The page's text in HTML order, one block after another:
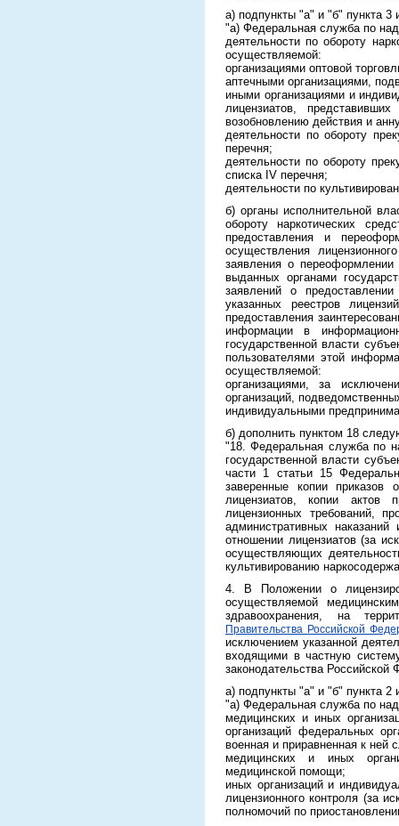
а) подпункты "а" и "б" пункта
"а) Федеральная служба по
деятельности по обороту
осуществляемой:
организациями оптовой
аптечными организациями,
иными организациями и
лицензиатов,
возобновлению действия и
деятельности по обороту
перечня;
деятельности по обороту
списка IV перечня;
деятельности по
б) органы исполнительной
обороту наркотических
предоставления и
осуществления
заявления о
выданных органами
заявлений о
указанных реестров
предоставления
информации в
государственной власти
пользователями этой
осуществляемой:
организациями, за
организаций,
индивидуальными
б) дополнить пунктом 18
"18. Федеральная служба по
государственной власти
части 1 статьи 15
заверенные копии приказов
лицензиатов, копии актов
лицензионных требований,
административных
отношении лицензиатов (за
осуществляющих
культивированию
4. В Положении о
осуществляемой
здравоохранения, на
Правительства Российской
исключением указанной
входящими в частную
законодательства
а) подпункты "а" и "б" пункта
"а) Федеральная служба по
медицинских и иных
организаций федеральных
военная и приравненная к ней
медицинских и иных
медицинской помощи;
иных организаций и
лицензионного контроля (за
полномочий по